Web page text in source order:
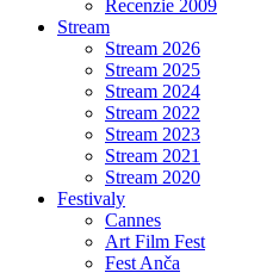
Recenzie 2009
Stream
Stream 2026
Stream 2025
Stream 2024
Stream 2022
Stream 2023
Stream 2021
Stream 2020
Festivaly
Cannes
Art Film Fest
Fest Anča